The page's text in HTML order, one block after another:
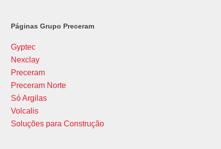
Páginas Grupo Preceram
Gyptec
Nexclay
Preceram
Preceram Norte
Só Argilas
Volcalis
Soluções para Construção